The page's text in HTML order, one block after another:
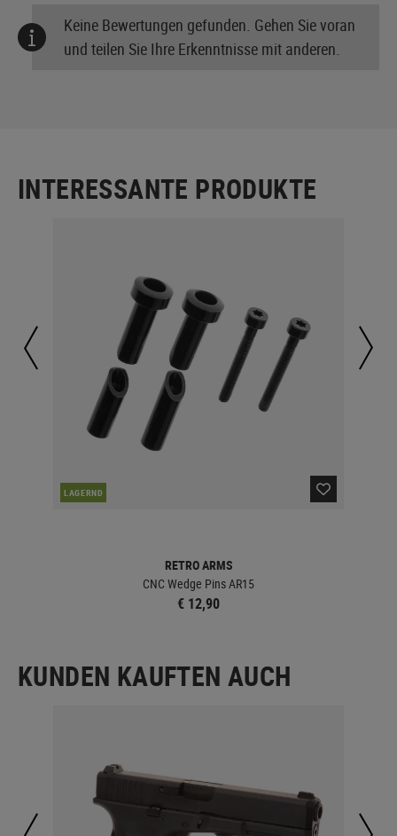
Keine Bewertungen gefunden. Gehen Sie voran
und teilen Sie Ihre Erkenntnisse mit anderen.
INTERESSANTE PRODUKTE
LAGERND
RETRO ARMS
CNC Wedge Pins AR15
€ 12,90
KUNDEN KAUFTEN AUCH